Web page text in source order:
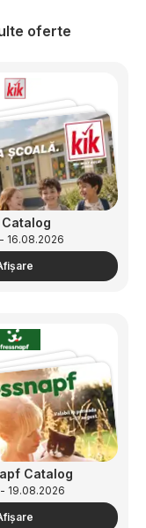
oferte
Catalog
16.08.2026
Catalog
19.08.2026